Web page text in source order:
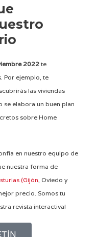
2022te
Por ejemplo, te
las viviendas
se elabora un buen plan
sobre Home
en nuestro equipo de
nuestra forma de
(Gijón , Oviedo y
precio. Somos tu
revista interactiva!